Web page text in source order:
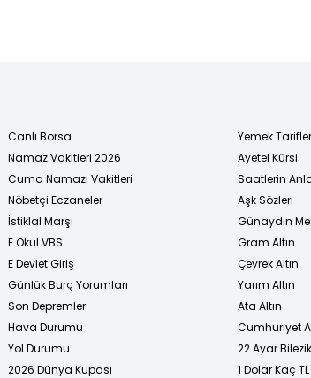
Canlı Borsa
Namaz Vakitleri 2026
Cuma Namazı Vakitleri
Nöbetçi Eczaneler
İstiklal Marşı
E Okul VBS
E Devlet Giriş
Günlük Burç Yorumları
Son Depremler
Hava Durumu
Yol Durumu
2026 Dünya Kupası
Yemek
Ayetel Kürsi
Saatlerin
Aşk Sözleri
Günaydın
Gram Altın
Çeyrek Altın
Yarım Altın
Ata Altın
Cumhuriyet
22 Ayar Bilezik
1 Dolar Kaç TL